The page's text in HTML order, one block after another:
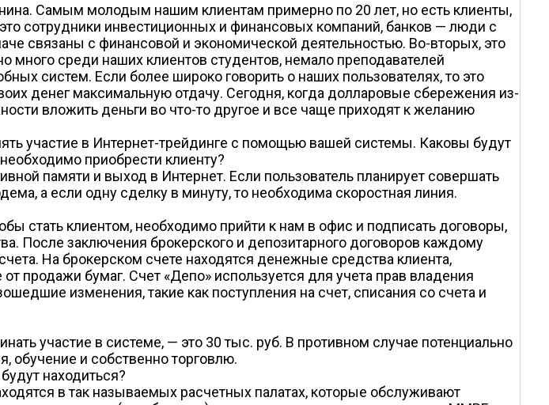
Самым молодым нашим клиентам примерно по 20 лет, но есть клиенты,
сотрудники инвестиционных и финансовых компаний, банков — люди с
связаны с финансовой и экономической деятельностью. Во-вторых, это
среди наших клиентов студентов, немало преподавателей
систем. Если более широко говорить о наших пользователях, то это
денег максимальную отдачу. Сегодня, когда долларовые сбережения из-
вложить деньги во что-то другое и все чаще приходят к желанию
участие в Интернет-трейдинге с помощью вашей системы. Каковы будут
приобрести клиенту?
памяти и выход в Интернет. Если пользователь планирует совершать
а если одну сделку в минуту, то необходима скоростная линия.
стать клиентом, необходимо прийти к нам в офис и подписать договоры,
После заключения брокерского и депозитарного договоров каждому
На брокерском счете находятся денежные средства клиента,
продажи бумаг. Счет «Депо» используется для учета прав владения
изменения, такие как поступления на счет, списания со счета и
участие в системе, — это 30 тыс. руб. В противном случае потенциально
и собственно торговлю.
находиться?
в так называемых расчетных палатах, которые обслуживают